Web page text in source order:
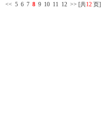
<< 5 6 7 8 9 10 11 12 >> [共12